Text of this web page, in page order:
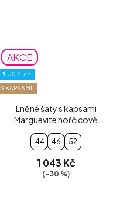
AKCE
PLUS SIZE
S KAPSAMI
Lněné šaty s kapsami
Marguevite hořčicově
žluté
44 46 52
1 043 Kč
(–30 %)